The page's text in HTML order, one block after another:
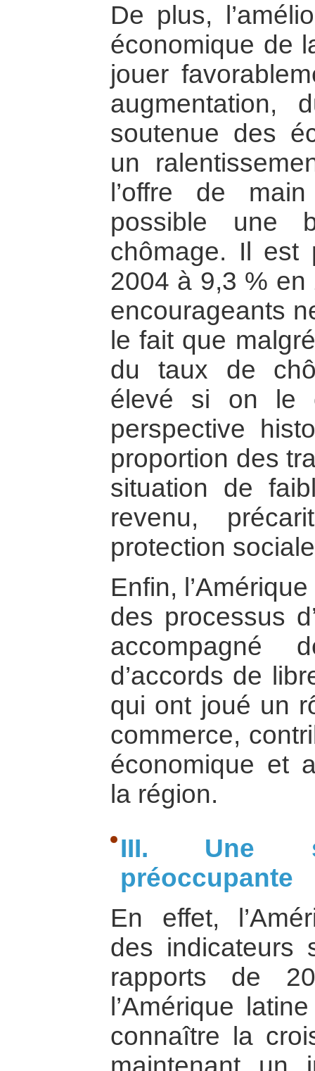
De plus,
économique de
jouer
augmentation,
soutenue des
un
l’offre de
possible une
chômage. Il
2004 à 9,3 % en
encourageants
le fait que
du taux de
élevé si on le
perspective
proportion des
situation de
revenu,
protection
Enfin,
des processus
accompagné
d’accords de
qui ont joué un
commerce,
économique et
la région.
III. Une
préoccupante
En effet,
des indicateurs
rapports de
l’Amérique
connaître la